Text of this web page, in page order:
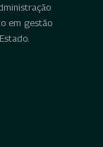
em gestão